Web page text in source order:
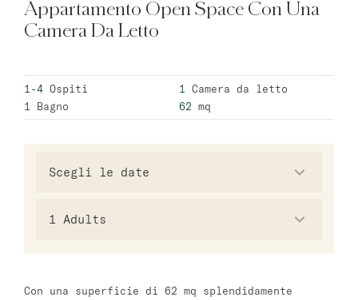
Varsavia
Atene
master Plaka
Salzburg
Linzergasse Salzburg
Mazeh Tel Aviv
Appartamento Open Space Con Una
Camera Da Letto
1-4 Ospiti 1
Camera da letto
1
Bagno 62 mq
1 Adults
Con una superficie di 62 mq splendidamente